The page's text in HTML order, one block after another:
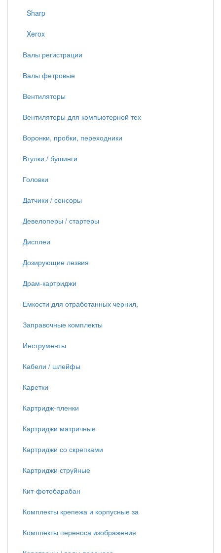
Sharp
Xerox
Валы регистрации
Валы фетровые
Вентиляторы
Вентиляторы для компьютерной тех
Воронки, пробки, переходники
Втулки / бушинги
Головки
Датчики / сенсоры
Девелоперы / стартеры
Дисплеи
Дозирующие лезвия
Драм-картриджи
Емкости для отработанных чернил,
Заправочные комплекты
Инструменты
Кабели / шлейфы
Каретки
Картридж-пленки
Картриджи матричные
Картриджи со скрепками
Картриджи струйные
Кит-фотобарабан
Комплекты крепежа и корпусные за
Комплекты переноса изображения